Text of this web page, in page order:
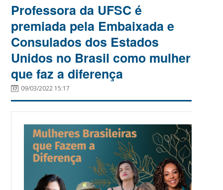
Professora da UFSC é
premiada pela Embaixada e
Consulados dos Estados
Unidos no Brasil como mulher
que faz a diferença
09/03/2022 15:17